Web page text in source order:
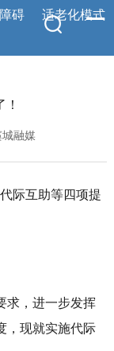
碍 适老化模式
融媒
际互助等四项提
求，进一步发挥
，现就实施代际